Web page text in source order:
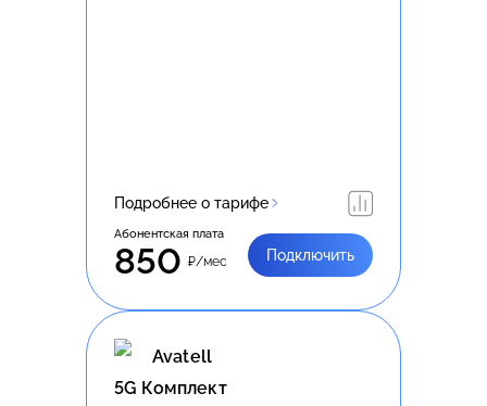
Подробнее о тарифе
Абонентская плата
850 ₽/мес Подключить
Avatell
5G Комплект